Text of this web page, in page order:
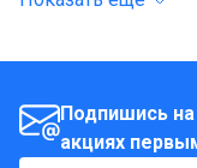
Страна
Подпишись на
акциях